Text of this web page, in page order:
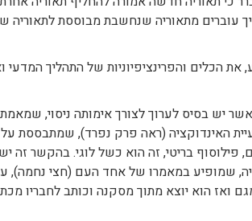
עוברים מתאוריה שנחשבת מבוססת לתאוריה
הכלים והפרינציפיוניות של התהליך המדעי
יש בסיס לערוך לצורך אימותה ניסוי,
האינדוקציה (ראה פרק נפרד), שמתבססת על
פילוסוף בריטי, זה הוא כשל לוגי. בהקשר
שמופיע במאמרו של אחד העם (חצי נחמה),
ואז הוא יוצא מתוך מסקנה וכותב לחבריו